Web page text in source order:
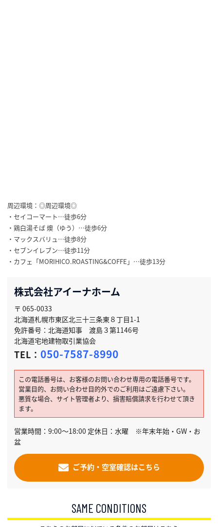
周辺環境：◎周辺環境◎
・セイコーマート…徒歩6分
・鶏白湯そば 燠（ゆう）…徒歩6分
・マックスバリュ…徒歩8分
・セブンイレブン…徒歩11分
・カフェ「MORIHICO.ROASTING&COFFE」…徒歩13分
株式会社アイーナホーム
〒 065-0033
北海道札幌市東区北三十三条東８丁目1-1
免許番号：北海道知事 渡島３第1146号
北海道宅地建物取引業協会
TEL： 050-7587-8990
この電話番号は、お客様のお問い合わせ専用の電話番号です。
営業目的、お問い合わせ目的外でのご利用はご遠慮下さい。
悪質な場合、サイト管理者より、損害賠償請求を行わせて頂き
ます。
営業時間：9:00～18:00 定休日：水曜 ※年末年始・GW・お
盆
ご予約・空室確認はこちら
SAME CONDITIONS